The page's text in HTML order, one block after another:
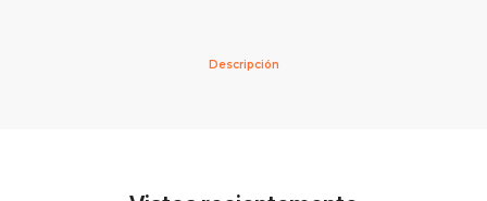
Descripción